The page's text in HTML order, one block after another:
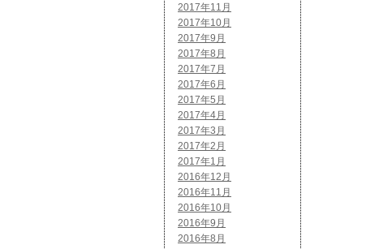
2017年11月
2017年10月
2017年9月
2017年8月
2017年7月
2017年6月
2017年5月
2017年4月
2017年3月
2017年2月
2017年1月
2016年12月
2016年11月
2016年10月
2016年9月
2016年8月